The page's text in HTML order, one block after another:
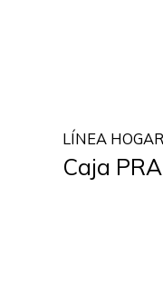
LÍNEA HOGAR
Caja